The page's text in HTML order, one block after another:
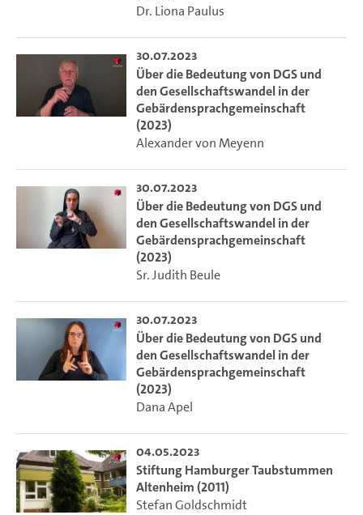
Dr. Liona Paulus
30.07.2023
Über die Bedeutung von DGS und
den Gesellschaftswandel in der
Gebärdensprachgemeinschaft
(2023)
Alexander von Meyenn
30.07.2023
Über die Bedeutung von DGS und
den Gesellschaftswandel in der
Gebärdensprachgemeinschaft
(2023)
Sr. Judith Beule
30.07.2023
Über die Bedeutung von DGS und
den Gesellschaftswandel in der
Gebärdensprachgemeinschaft
(2023)
Dana Apel
04.05.2023
Stiftung Hamburger Taubstummen
Altenheim (2011)
Stefan Goldschmidt